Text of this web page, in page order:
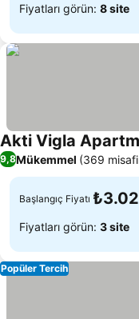
Fiyatları görün: 8 site
Akti Vigla
9,8Mükemmel (369
Başlangıç Fiyatı
Fiyatları görün: 3 site
Popüler Tercih